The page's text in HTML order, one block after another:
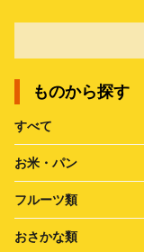
ものから探す
すべて
お米・パン
フルーツ類
おさかな類